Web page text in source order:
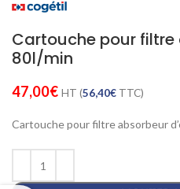
Cartouche pour filtre
80l/min
47,00€ HT (56,40€ TTC)
Cartouche pour filtre absorbeur